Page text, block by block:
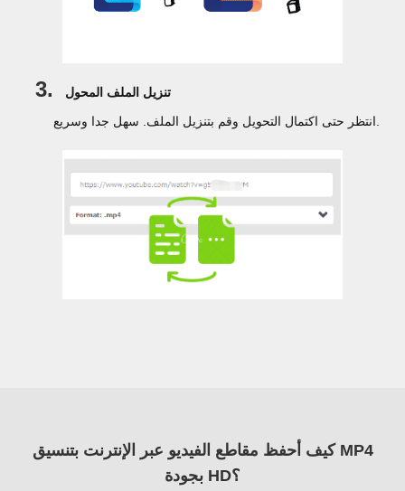
3.
تنزيل الملف المحول
كيف أحفظ مقاطع الفيديو عبر الإنترنت بتنسيق MP4
بجودة HD؟